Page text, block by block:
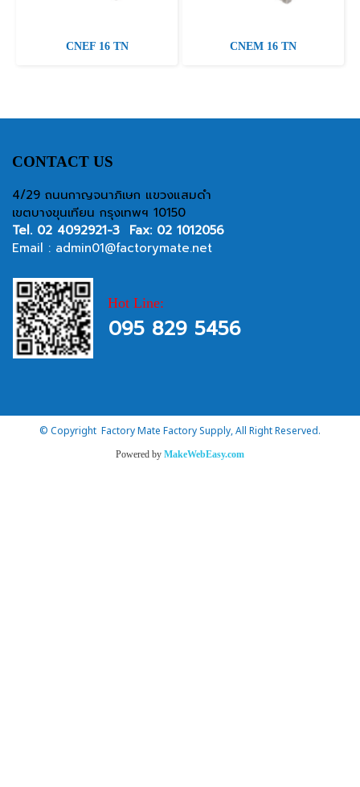
CNEF 16 TN CNEM 16 TN
CONTACT US
4/29 ถนนกาญจนาภิเษก แขวงแสมดำ
เขตบางขุนเทียน กรุงเทพฯ 10150
Tel. 02 4092921-3 Fax: 02 1012056
Email : admin01@factorymate.net
Hot Line:
095 829 5456
© Copyright Factory Mate Factory Supply, All Right Reserved.
Powered by MakeWebEasy.com